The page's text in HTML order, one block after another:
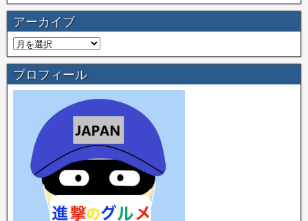
アーカイブ
プロフィール